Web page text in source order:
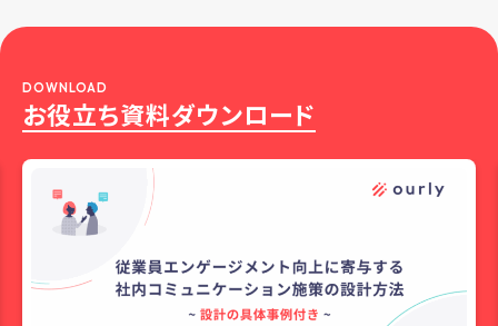
お役立ち資料ダウンロード
DOWNLOAD